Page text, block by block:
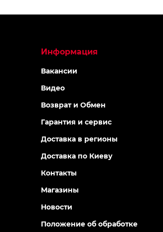
Информация
Вакансии
Видео
Возврат и Обмен
Гарантия и сервис
Доставка в регионы
Доставка по Киеву
Контакты
Магазины
Новости
Положение об обработке